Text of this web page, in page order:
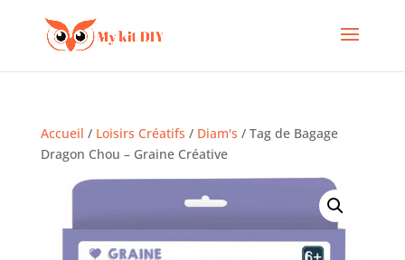
Accueil / Loisirs Créatifs / Diam's / Tag de Bagage
Dragon Chou – Graine Créative